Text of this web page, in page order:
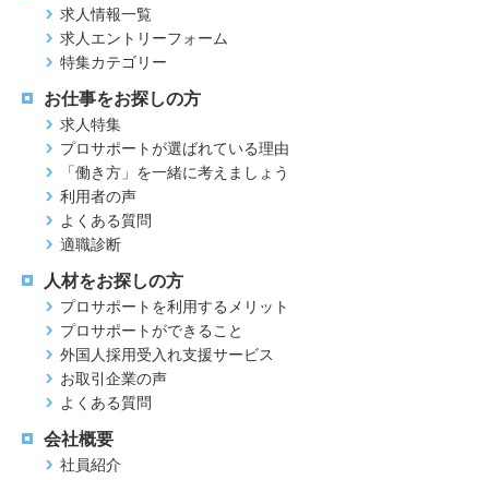
求人情報一覧
求人エントリーフォーム
特集カテゴリー
お仕事をお探しの方
求人特集
プロサポートが選ばれている理由
「働き方」を一緒に考えましょう
利用者の声
よくある質問
適職診断
人材をお探しの方
プロサポートを利用するメリット
プロサポートができること
外国人採用受入れ支援サービス
お取引企業の声
よくある質問
会社概要
社員紹介